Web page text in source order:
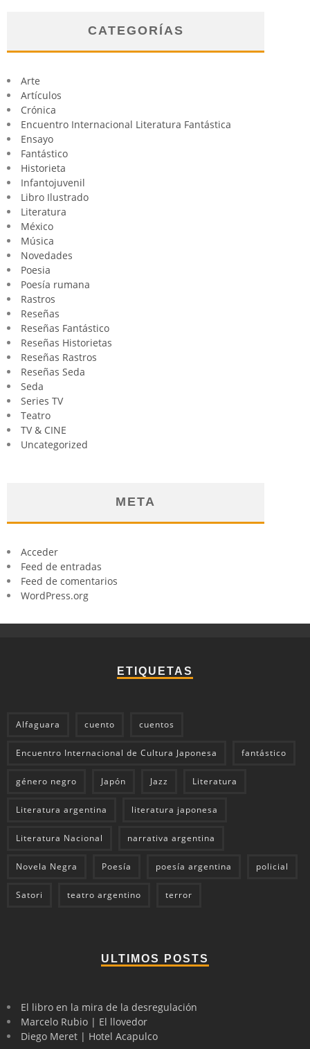
CATEGORÍAS
Arte
Artículos
Crónica
Encuentro Internacional Literatura Fantástica
Ensayo
Fantástico
Historieta
Infantojuvenil
Libro Ilustrado
Literatura
México
Música
Novedades
Poesia
Poesía rumana
Rastros
Reseñas
Reseñas Fantástico
Reseñas Historietas
Reseñas Rastros
Reseñas Seda
Seda
Series TV
Teatro
TV & CINE
Uncategorized
META
Acceder
Feed de entradas
Feed de comentarios
WordPress.org
ETIQUETAS
Alfaguara cuento cuentos
Encuentro Internacional de Cultura Japonesa fantástico
género negro Japón Jazz Literatura
Literatura argentina literatura japonesa
Literatura Nacional narrativa argentina
Novela Negra Poesía poesía argentina policial
Satori teatro argentino terror
ULTIMOS POSTS
El libro en la mira de la desregulación
Marcelo Rubio | El llovedor
Diego Meret | Hotel Acapulco